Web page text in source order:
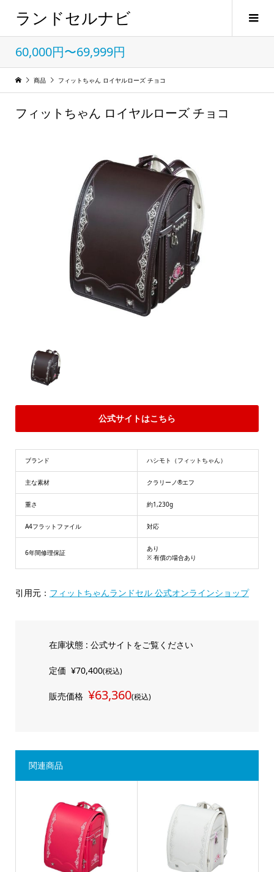
ランドセルナビ
60,000円〜69,999円
商品 フィットちゃん ロイヤルローズ チョコ
フィットちゃん ロイヤルローズ チョコ
公式サイトはこちら
ブランド ハシモト（フィットちゃん）
主な素材 クラリーノ®エフ
重さ 約1,230g
A4フラットファイル 対応
6年間修理保証
あり
※ 有償の場合あり
引用元： フィットちゃんランドセル 公式オンラインショップ
在庫状態 : 公式サイトをご覧ください
定価 ¥70,400(税込)
販売価格 ¥63,360(税込)
関連商品